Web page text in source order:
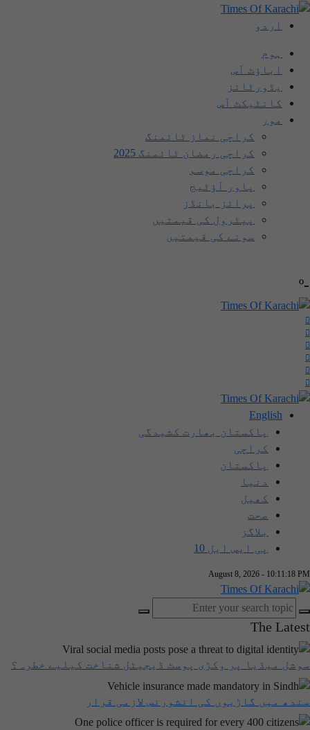
اردو
ہوم
اباؤٹ اَس
یڈورٹائز
کانٹیکٹ اَس
مور
کراچی نماز ٹائمنگ
کراچی رمضان ٹائمنگ 2025
کراچی موسم
پاور آؤٹیج
پرائز بانڈز
پیٹرول کی قیمتیں
سونے کی قیمتیں
-º
English
پاکستان بھارت کشیدگی
کراچی
پاکستان
دنیا
کھیل
صحت
بلاگز
پی ایس ایل 10
August 8, 2026 - 10:11:18 PM
The Latest
سوشل میڈیا پر وکڑی پوسٹ ڈیجیٹل شناخت کیلیے خطرہ؟
سندھ میں گاڑیوں کی انشورنس لازمی قرار